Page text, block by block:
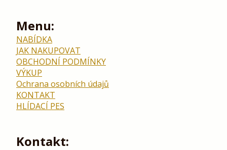
Menu:
NABÍDKA
JAK NAKUPOVAT
OBCHODNÍ PODMÍNKY
VÝKUP
Ochrana osobních údajů
KONTAKT
HLÍDACÍ PES
Kontakt: